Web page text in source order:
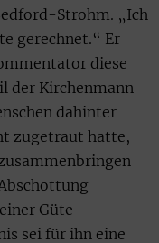
Strohm. „Ich
gerechnet.“ Er
diese
der Kirchenmann
dahinter
zugetraut hatte,
Güte
sei für ihn eine